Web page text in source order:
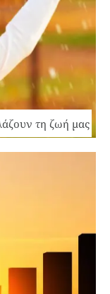
τη ζωή μας